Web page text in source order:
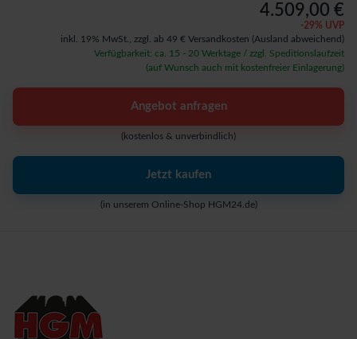
4.509,00 €
-29% UVP
inkl. 19% MwSt., zzgl. ab 49 € Versandkosten (Ausland abweichend)
Verfügbarkeit: ca. 15 - 20 Werktage / zzgl. Speditionslaufzeit
(auf Wunsch auch mit kostenfreier Einlagerung)
Angebot anfragen
(kostenlos & unverbindlich)
Jetzt kaufen
(in unserem Online-Shop HGM24.de)